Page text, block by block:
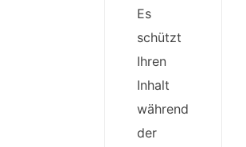
Es
schützt
Ihren
Inhalt
während
der